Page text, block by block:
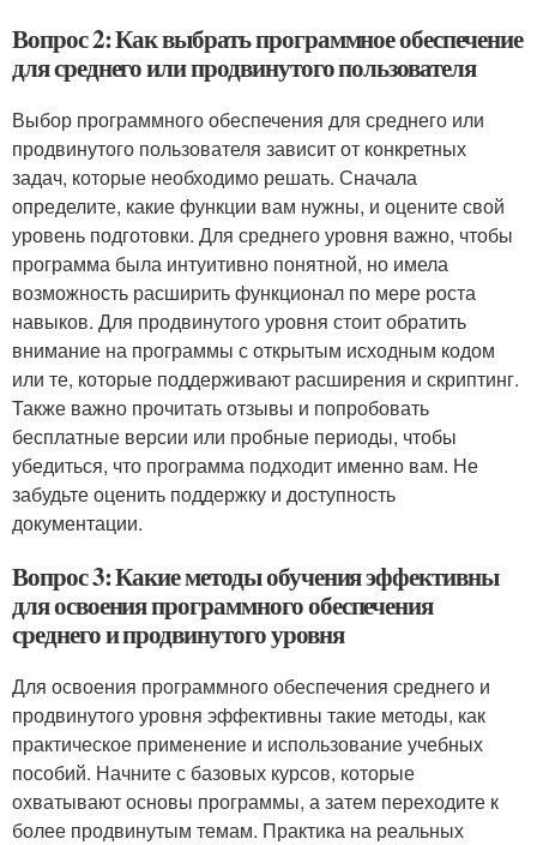
Вопрос 2: Как выбрать программное обеспечение
для среднего или продвинутого пользователя
Выбор программного обеспечения для среднего или
продвинутого пользователя зависит от конкретных
задач, которые необходимо решать. Сначала
определите, какие функции вам нужны, и оцените свой
уровень подготовки. Для среднего уровня важно, чтобы
программа была интуитивно понятной, но имела
возможность расширить функционал по мере роста
навыков. Для продвинутого уровня стоит обратить
внимание на программы с открытым исходным кодом
или те, которые поддерживают расширения и скриптинг.
Также важно прочитать отзывы и попробовать
бесплатные версии или пробные периоды, чтобы
убедиться, что программа подходит именно вам. Не
забудьте оценить поддержку и доступность
документации.
Вопрос 3: Какие методы обучения эффективны
для освоения программного обеспечения
среднего и продвинутого уровня
Для освоения программного обеспечения среднего и
продвинутого уровня эффективны такие методы, как
практическое применение и использование учебных
пособий. Начните с базовых курсов, которые
охватывают основы программы, а затем переходите к
более продвинутым темам. Практика на реальных